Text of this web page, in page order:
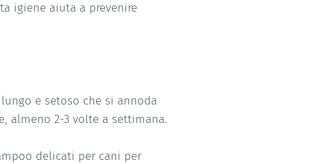
igiene aiuta a prevenire
e setoso che si annoda
almeno 2-3 volte a settimana.
delicati per cani per